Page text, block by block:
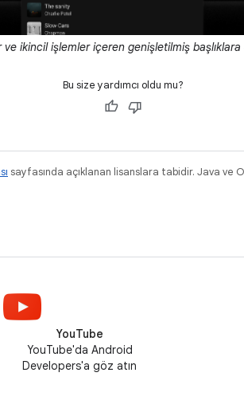
ve ikincil işlemler içeren genişletilmiş başlıklara
Bu size yardımcı oldu mu?
sayfasında açıklanan lisanslara tabidir. Java ve
YouTube
YouTube'da Android
Developers'a göz atın